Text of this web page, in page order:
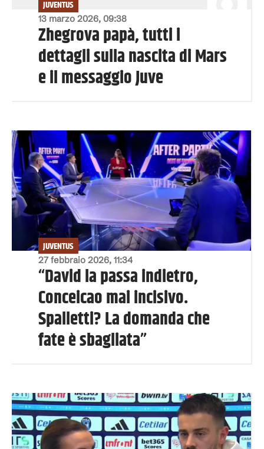
13 marzo 2026, 09:38
JUVENTUS
Zhegrova papà, tutti i
dettagli sulla nascita di Mars
e il messaggio Juve
27 febbraio 2026, 11:34
JUVENTUS
“David la passa indietro,
Conceicao mai incisivo.
Spalletti? La domanda che
fate è sbagliata”